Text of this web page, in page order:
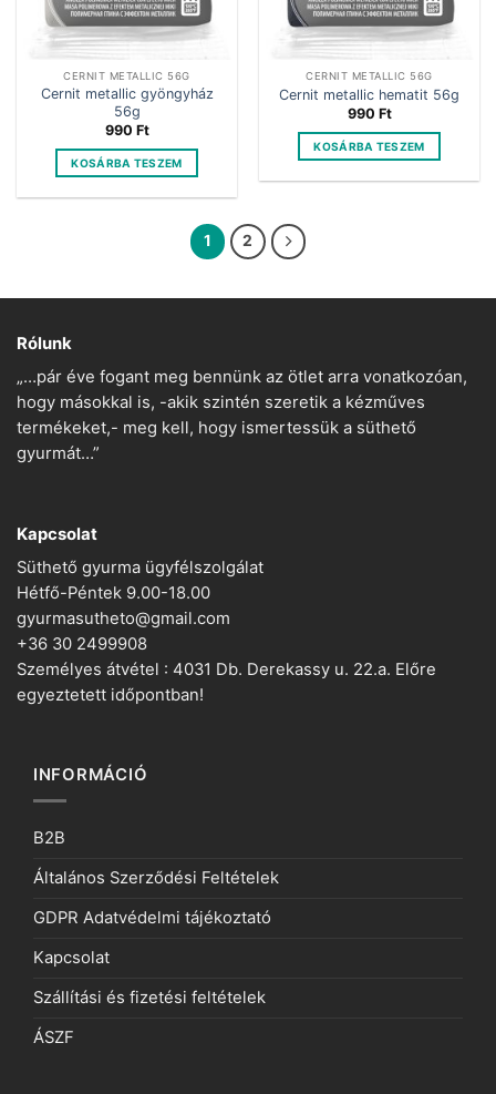
CERNIT METALLIC 56G
Cernit metallic gyöngyház
56g
990 Ft
KOSÁRBA TESZEM
CERNIT METALLIC 56G
Cernit metallic hematit 56g
990 Ft
KOSÁRBA TESZEM
1 2
Rólunk
„…pár éve fogant meg bennünk az ötlet arra vonatkozóan,
hogy másokkal is, -akik szintén szeretik a kézműves
termékeket,- meg kell, hogy ismertessük a süthető
gyurmát…”
Kapcsolat
Süthető gyurma ügyfélszolgálat
Hétfő-Péntek 9.00-18.00
gyurmasutheto@gmail.com
+36 30 2499908
Személyes átvétel : 4031 Db. Derekassy u. 22.a. Előre
egyeztetett időpontban!
INFORMÁCIÓ
B2B
Általános Szerződési Feltételek
GDPR Adatvédelmi tájékoztató
Kapcsolat
Szállítási és fizetési feltételek
ÁSZF